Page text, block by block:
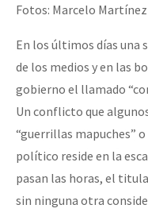
Fotos: Marcelo Martínez
En los últimos días una
de los medios y en las
gobierno el llamado
Un conflicto que
“guerrillas mapuches”
político reside en la
pasan las horas, el
sin ninguna otra